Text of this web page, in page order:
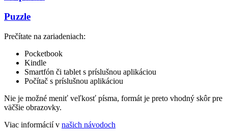
Puzzle
Prečítate na zariadeniach:
Pocketbook
Kindle
Smartfón či tablet s príslušnou aplikáciou
Počítač s príslušnou aplikáciou
Nie je možné meniť veľkosť písma, formát je preto vhodný skôr pre
väčšie obrazovky.
Viac informácií v našich návodoch